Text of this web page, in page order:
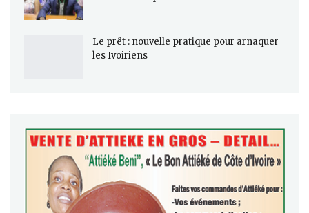
Le prêt : nouvelle pratique pour arnaquer
les Ivoiriens